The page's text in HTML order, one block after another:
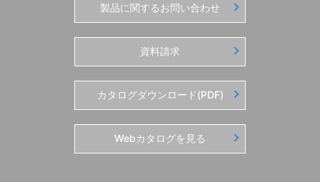
製品に関するお問い合わせ
資料請求
カタログダウンロード(PDF)
Webカタログを見る